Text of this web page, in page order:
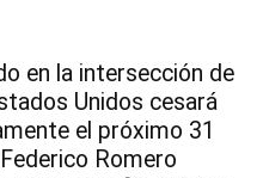
en la intersección de
Unidos cesará
el próximo 31
Romero